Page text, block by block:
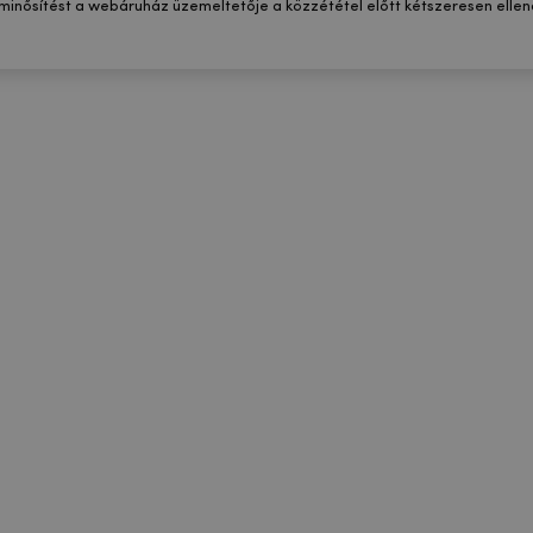
a webáruház üzemeltetője a közzététel előtt kétszeresen